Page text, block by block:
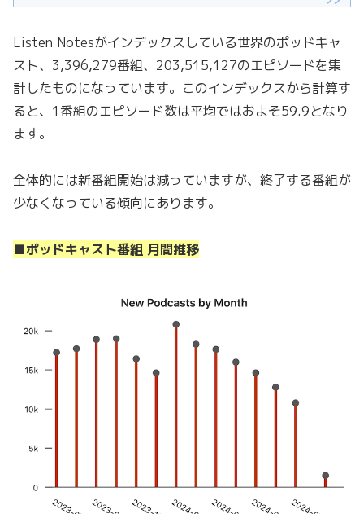
Listen Notesがインデックスしている世界のポッドキャ
スト、3,396,279番組、203,515,127のエピソードを集
計したものになっています。このインデックスから計算す
ると、1番組のエピソード数は平均ではおよそ59.9となり
ます。
全体的には新番組開始は減っていますが、終了する番組が
少なくなっている傾向にあります。
■ポッドキャスト番組 月間推移